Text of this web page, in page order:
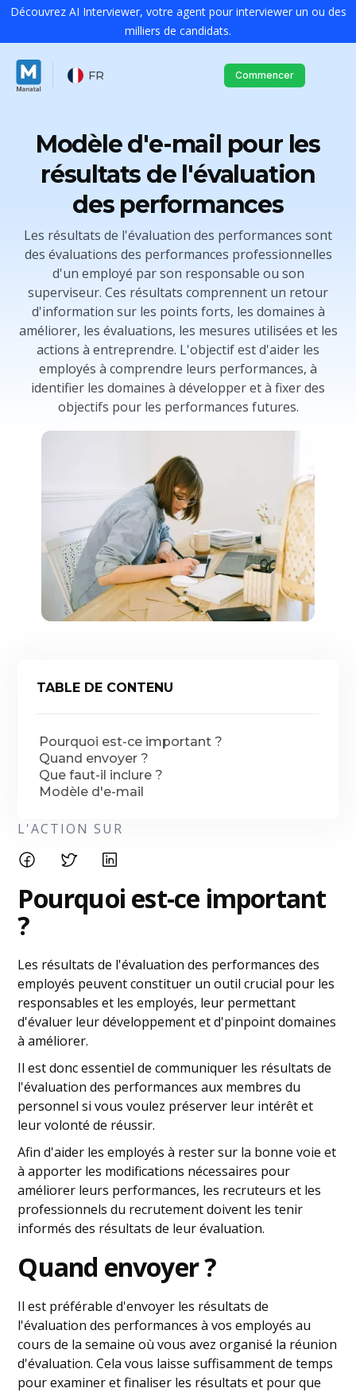
Découvrez AI Interviewer, votre agent pour interviewer un ou des
milliers de candidats.
FR Commencer
Modèle d'e-mail pour les
résultats de l'évaluation
des performances
Les résultats de l'évaluation des performances sont
des évaluations des performances professionnelles
d'un employé par son responsable ou son
superviseur. Ces résultats comprennent un retour
d'information sur les points forts, les domaines à
améliorer, les évaluations, les mesures utilisées et les
actions à entreprendre. L'objectif est d'aider les
employés à comprendre leurs performances, à
identifier les domaines à développer et à fixer des
objectifs pour les performances futures.
TABLE DE CONTENU
Pourquoi est-ce important ?
Quand envoyer ?
Que faut-il inclure ?
Modèle d'e-mail
L'ACTION SUR
Pourquoi est-ce important
?
Les résultats de l'évaluation des performances des
employés peuvent constituer un outil crucial pour les
responsables et les employés, leur permettant
d'évaluer leur développement et d'pinpoint domaines
à améliorer.
Il est donc essentiel de communiquer les résultats de
l'évaluation des performances aux membres du
personnel si vous voulez préserver leur intérêt et
leur volonté de réussir.
Afin d'aider les employés à rester sur la bonne voie et
à apporter les modifications nécessaires pour
améliorer leurs performances, les recruteurs et les
professionnels du recrutement doivent les tenir
informés des résultats de leur évaluation.
Quand envoyer ?
Il est préférable d'envoyer les résultats de
l'évaluation des performances à vos employés au
cours de la semaine où vous avez organisé la réunion
d'évaluation. Cela vous laisse suffisamment de temps
pour examiner et finaliser les résultats et pour que